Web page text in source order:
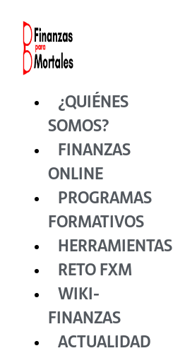
contenido
¿QUIÉNES
SOMOS?
FINANZAS
ONLINE
PROGRAMAS
FORMATIVOS
HERRAMIENTAS
RETO FXM
WIKI-
FINANZAS
ACTUALIDAD